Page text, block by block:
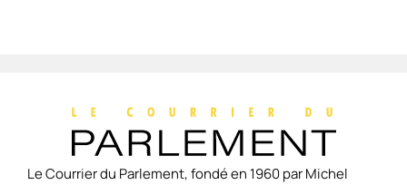
Le Courrier du Parlement, fondé en 1960 par Michel